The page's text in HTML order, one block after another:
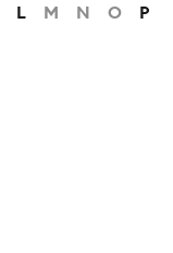
L M N O P